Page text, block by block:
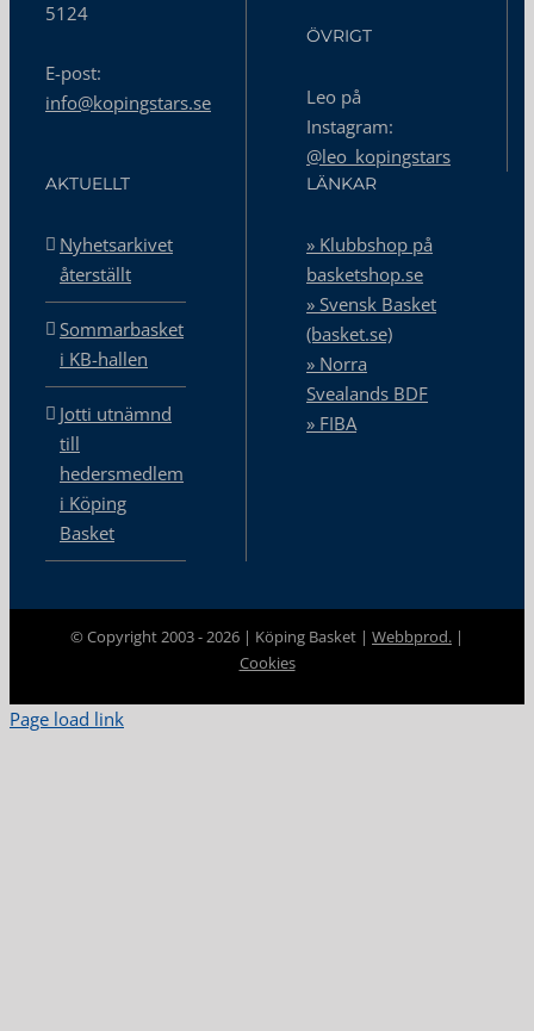
5124
E-post:
info@kopingstars.se
ÖVRIGT
Leo på
Instagram:
@leo_kopingstars
AKTUELLT
Nyhetsarkivet
återställt
Sommarbasket
i KB-hallen
Jotti utnämnd
till
hedersmedlem
i Köping
Basket
LÄNKAR
» Klubbshop på
basketshop.se
» Svensk Basket
(basket.se)
» Norra
Svealands BDF
» FIBA
© Copyright 2003 -2026 | Köping Basket | Webbprod. |
Cookies
Page load link